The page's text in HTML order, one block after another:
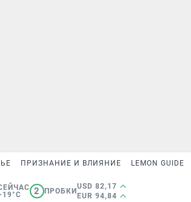
ПРИЗНАНИЕ И ВЛИЯНИЕ LEMON GUIDE
2 ПРОБКИ
USD 82,17
EUR 94,84